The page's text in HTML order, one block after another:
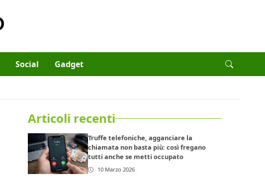
Social Gadget
Articoli recenti
Truffe telefoniche, agganciare la
chiamata non basta più: così fregano
tutti anche se metti occupato
10 Marzo 2026